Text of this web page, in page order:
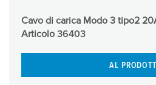
Cavo di carica Modo 3 tipo2
Articolo 36403
AL